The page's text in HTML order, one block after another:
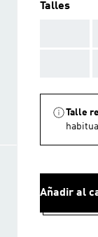
Talles
Talle
Añadir al